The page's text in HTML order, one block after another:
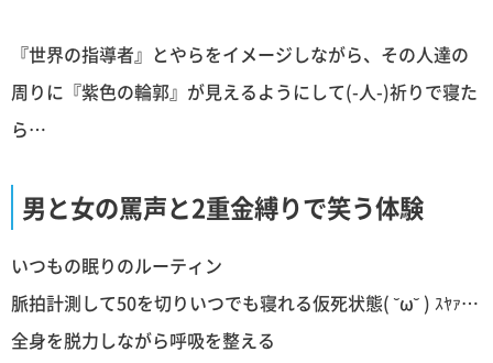
『世界の指導者』とやらをイメージしながら、その人達の
周りに『紫色の輪郭』が見えるようにして(-人-)祈りで寝た
ら…
男と女の罵声と2重金縛りで笑う体験
いつもの眠りのルーティン
脈拍計測して50を切りいつでも寝れる仮死状態( ˘ω˘ ) ｽﾔｧ…
全身を脱力しながら呼吸を整える